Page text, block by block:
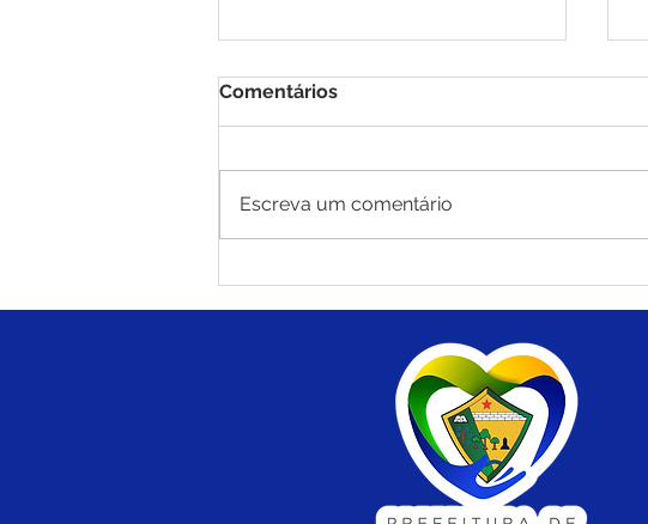
Brasiléia com centenas de
atendimentos e
procedimentos para
população da zona rural
Comentários
Escreva um comentário